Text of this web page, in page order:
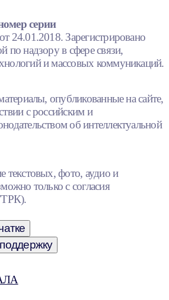
серии
Зарегистрировано
по надзору в сфере связи,
и массовых коммуникаций.
опубликованные на сайте,
с российским и
об интеллектуальной
текстовых, фото, аудио и
только с согласия